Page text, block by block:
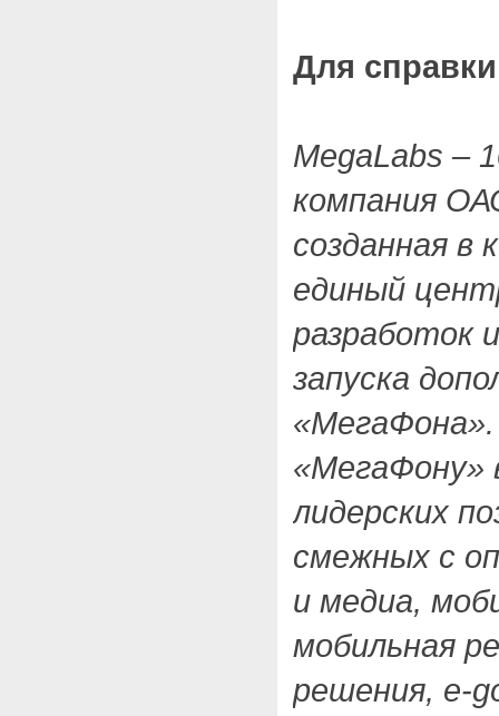
Для
MegaLabs –
компания
созданная в
единый
разработок
запуска
«МегаФону»
лидерских
смежных с
и медиа,
мобильная
решения, e-